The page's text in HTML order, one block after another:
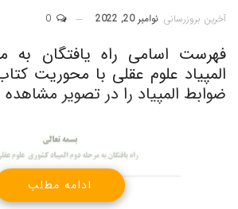
آخرین بروزرسانی نوامبر 20, 2022
فهرست اسامی راه یافتگان به
المپیاد علوم عقلی با محوریت
ضوابط المپیاد را در تصویر
ادامه مطلب